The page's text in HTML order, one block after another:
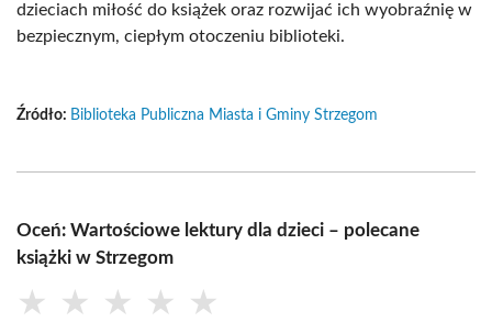
dzieciach miłość do książek oraz rozwijać ich wyobraźnię w
bezpiecznym, ciepłym otoczeniu biblioteki.
Źródło: Biblioteka Publiczna Miasta i Gminy Strzegom
Oceń: Wartościowe lektury dla dzieci – polecane
książki w Strzegom
★ ★ ★ ★ ★